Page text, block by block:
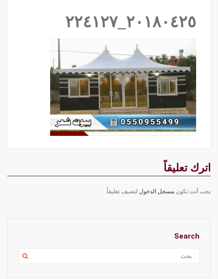
٢٠١٨٠٤٢٥_٢٢٤١٢٧
اترك تعليقاً
يجب أنت تكون مسجل الدخول لتضيف تعليقاً.
Search